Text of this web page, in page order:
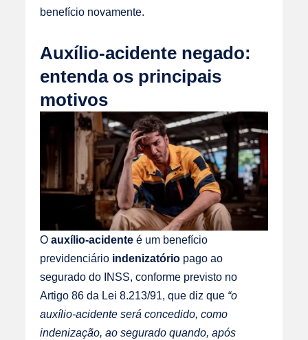
benefício novamente.
Auxílio-acidente negado:
entenda os principais
motivos
Oauxílio-acidente é um benefício
previdenciário indenizatório pago ao
segurado do INSS, conforme previsto no
Artigo 86 da Lei 8.213/91, que diz que “o
auxílio-acidente será concedido, como
indenização, ao segurado quando, após